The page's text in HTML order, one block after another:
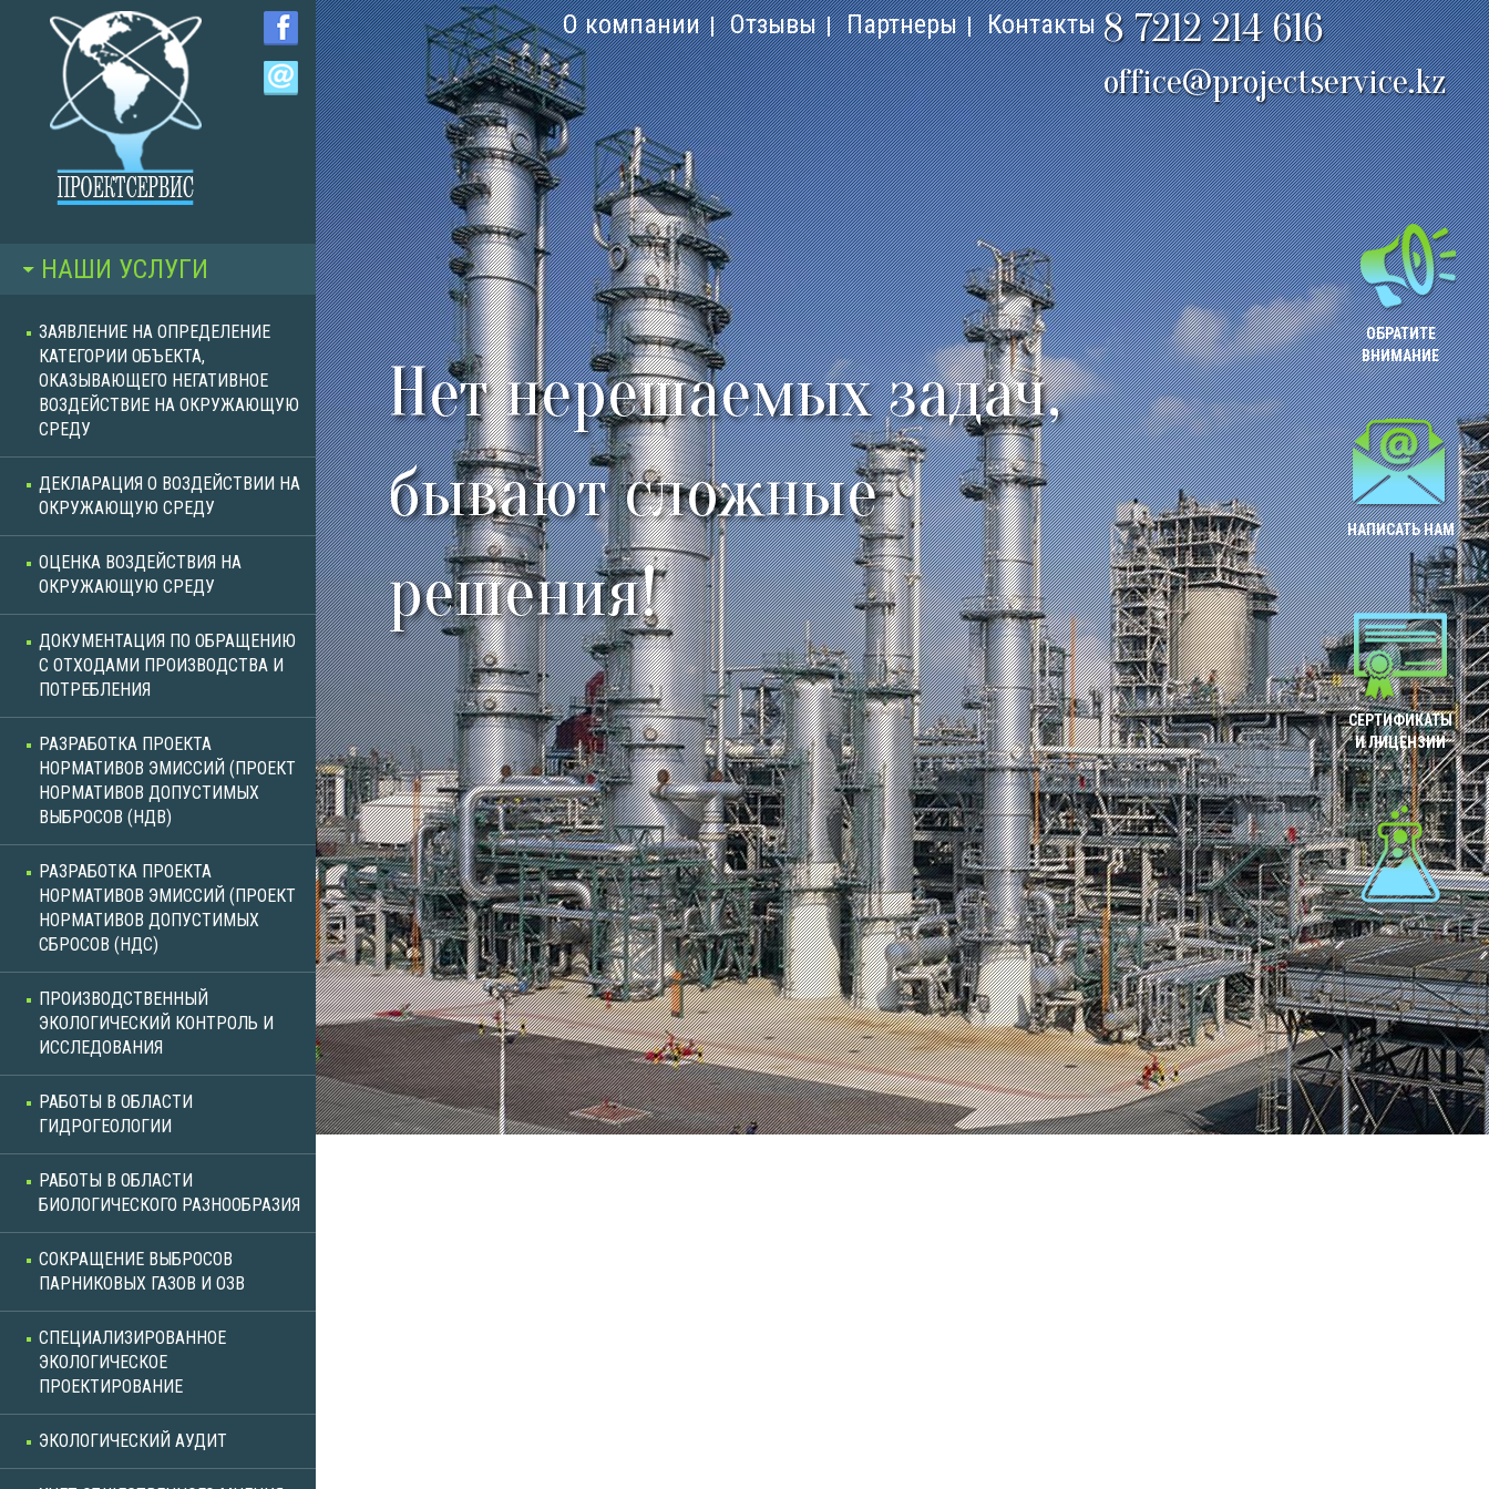
Перейти к основному содержанию
НАШИ УСЛУГИ
ЗАЯВЛЕНИЕ НА ОПРЕДЕЛЕНИЕ
КАТЕГОРИИ ОБЪЕКТА,
ОКАЗЫВАЮЩЕГО НЕГАТИВНОЕ
ВОЗДЕЙСТВИЕ НА ОКРУЖАЮЩУЮ
СРЕДУ
ДЕКЛАРАЦИЯ О ВОЗДЕЙСТВИИ НА
ОКРУЖАЮЩУЮ СРЕДУ
ОЦЕНКА ВОЗДЕЙСТВИЯ НА
ОКРУЖАЮЩУЮ СРЕДУ
ДОКУМЕНТАЦИЯ ПО ОБРАЩЕНИЮ
С ОТХОДАМИ ПРОИЗВОДСТВА И
ПОТРЕБЛЕНИЯ
РАЗРАБОТКА ПРОЕКТА
НОРМАТИВОВ ЭМИССИЙ (ПРОЕКТ
НОРМАТИВОВ ДОПУСТИМЫХ
ВЫБРОСОВ (НДВ)
РАЗРАБОТКА ПРОЕКТА
НОРМАТИВОВ ЭМИССИЙ (ПРОЕКТ
НОРМАТИВОВ ДОПУСТИМЫХ
СБРОСОВ (НДС)
ПРОИЗВОДСТВЕННЫЙ
ЭКОЛОГИЧЕСКИЙ КОНТРОЛЬ И
ИССЛЕДОВАНИЯ
РАБОТЫ В ОБЛАСТИ
ГИДРОГЕОЛОГИИ
РАБОТЫ В ОБЛАСТИ
БИОЛОГИЧЕСКОГО РАЗНООБРАЗИЯ
СОКРАЩЕНИЕ ВЫБРОСОВ
ПАРНИКОВЫХ ГАЗОВ И ОЗВ
СПЕЦИАЛИЗИРОВАННОЕ
ЭКОЛОГИЧЕСКОЕ
ПРОЕКТИРОВАНИЕ
ЭКОЛОГИЧЕСКИЙ АУДИТ
О компании Отзывы Партнеры Контакты
Нет нерешаемых задач,
бывают сложные
решения!
8 7212 214 616
office@projectservice.kz
ОБРАТИТЕ
ВНИМАНИЕ
НАПИСАТЬ НАМ
СЕРТИФИКАТЫ
И ЛИЦЕНЗИИ